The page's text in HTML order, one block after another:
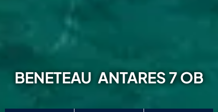
BENETEAU ANTARES 7 OB